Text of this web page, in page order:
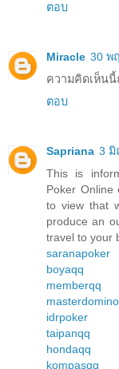
ตอบ
Miracle 30 พ
ความคิดเห็นนี้
ตอบ
Sapriana 3 มิ
This is
Poker
to view that
produce an
travel to your
saranapoker
boyaqq
memberqq
idrpoker
taipanqq
hondaqq
kompasqq